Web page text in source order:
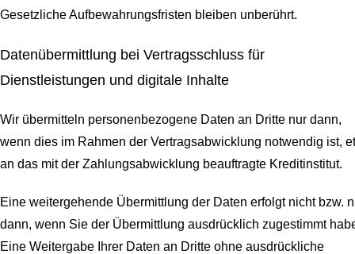
Gesetzliche Aufbewahrungsfristen bleiben unberührt.
Daten­übermittlung bei Vertragsschluss für
Dienstleistungen und digitale Inhalte
Wir übermitteln personenbezogene Daten an Dritte nur dann,
wenn dies im Rahmen der Vertragsabwicklung notwendig ist,
an das mit der Zahlungsabwicklung beauftragte Kreditinstitut.
Eine weitergehende Übermittlung der Daten erfolgt nicht bzw.
dann, wenn Sie der Übermittlung ausdrücklich zugestimmt
Eine Weitergabe Ihrer Daten an Dritte ohne ausdrückliche